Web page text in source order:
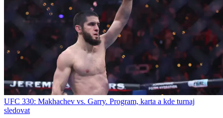
UFC 330: Makhachev vs. Garry. Program, karta a kde turnaj
sledovat